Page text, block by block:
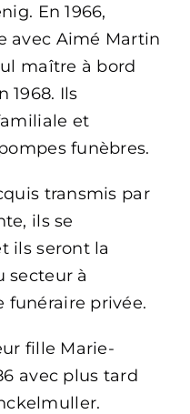
En 1966,
avec Aimé Martin
maître à bord
1968. Ils
et
funèbres.
transmis par
ils se
ils seront la
secteur à
funéraire privée.
fille Marie-
avec plus tard